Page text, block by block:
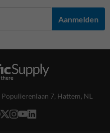
Aanmelden
Populierenlaan 7, Hattem, NL